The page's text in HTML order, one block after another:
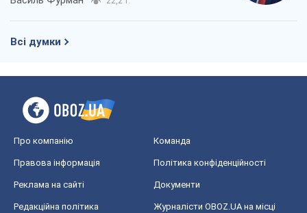
Всі думки
Про компанію Команда
Правова інформація Політика конфіденційності
Реклама на сайті Документи
Редакційна політика
Журналісти OBOZ.UA на місці